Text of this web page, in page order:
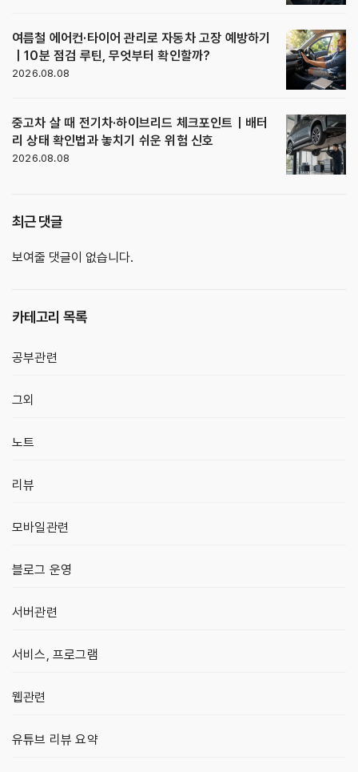
여름철 에어컨·타이어 관리로 자동차 고장 예방하기
｜10분 점검 루틴, 무엇부터 확인할까?
2026.08.08
중고차 살 때 전기차·하이브리드 체크포인트｜배터
리 상태 확인법과 놓치기 쉬운 위험 신호
2026.08.08
최근 댓글
보여줄 댓글이 없습니다.
카테고리 목록
공부관련
그외
노트
리뷰
모바일관련
블로그 운영
서버관련
서비스, 프로그램
웹관련
유튜브 리뷰 요약